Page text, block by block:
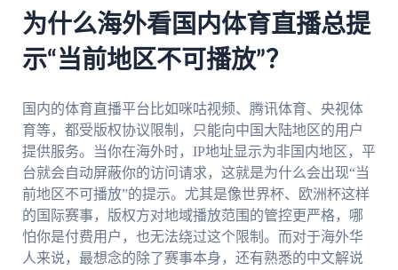
为什么海外看国内体育直播总提
示“当前地区不可播放”？
国内的体育直播平台比如咪咕视频、腾讯体育、央视体
育等，都受版权协议限制，只能向中国大陆地区的用户
提供服务。当你在海外时，IP地址显示为非国内地区，平
台就会自动屏蔽你的访问请求，这就是为什么会出现“当
前地区不可播放”的提示。尤其是像世界杯、欧洲杯这样
的国际赛事，版权方对地域播放范围的管控更严格，哪
怕你是付费用户，也无法绕过这个限制。而对于海外华
人来说，最想念的除了赛事本身，还有熟悉的中文解说